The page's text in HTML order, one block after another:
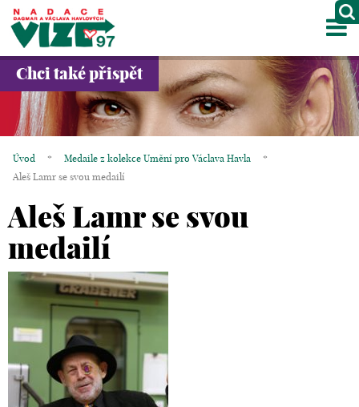
O NÁS
PROJEKTY
GALERIE
KONTAKTY
OBCHOD
KOŠÍK
EN
Chci také přispět
Úvod * Medaile z kolekce Umění pro Václava Havla
*
Aleš Lamr se svou medailí
Aleš Lamr se svou
medailí